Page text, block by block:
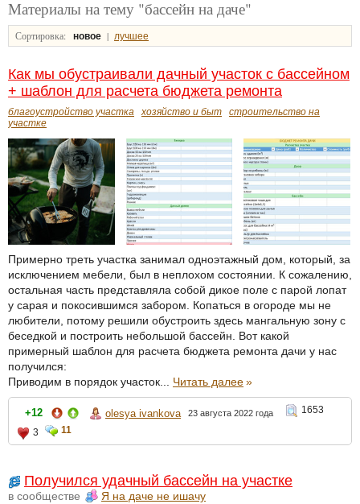
Материалы на тему "бассейн на даче"
Сортировка: новое | лучшее
Как мы обустраивали дачный участок с бассейном
+ шаблон для расчета бюджета ремонта
благоустройство участка хозяйство и быт
строительство на
участке
Примерно треть участка занимал одноэтажный дом, который, за
исключением мебели, был в неплохом состоянии. К сожалению,
остальная часть представляла собой дикое поле с парой лопат
у сарая и покосившимся забором. Копаться в огороде мы не
любители, потому решили обустроить здесь мангальную зону с
беседкой и построить небольшой бассейн. Вот какой
примерный шаблон для расчета бюджета ремонта дачи у нас
получился:
Приводим в порядок участок... Читать далее»
+12 olesya ivankova 23 августа 2022 года
1653
3
11
Получился удачный бассейн на участке
в сообществе Я на даче не ишачу